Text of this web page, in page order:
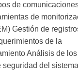
de
de
Gestión de
de la
Análisis de los
del